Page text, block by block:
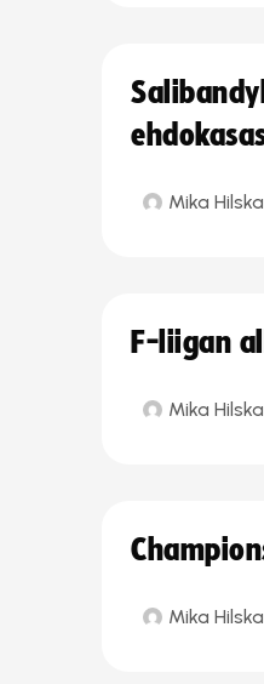
Mika Hilska
F-liigan
Mika Hilska
Mika Hilska